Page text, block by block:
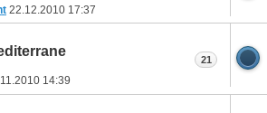
22.12.2010 17:37
14:39
21